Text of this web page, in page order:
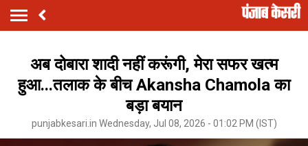
अब दोबारा शादी नहीं करूंगी, मेरा सफर खत्म
हुआ...तलाक के बीच Akansha Chamola का
बड़ा बयान
punjabkesari.in Wednesday, Jul 08, 2026 - 01:02 PM (IST)